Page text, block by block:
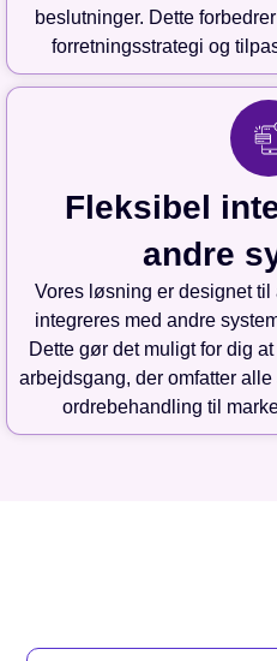
beslutninger. Dette
forretningsstrategi og
Fleksibel
andre
Vores løsning er designet
integreres med andre
Dette gør det muligt for dig
arbejdsgang, der omfatter
ordrebehandling til